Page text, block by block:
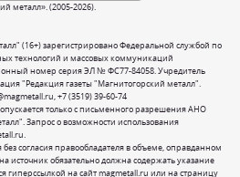
(16+) зарегистрировано Федеральной службой по
технологий и массовых коммуникаций
номер серия ЭЛ № ФС77-84058. Учредитель
"Редакция газеты "Магнитогорский металл".
,+7 (3519) 39-60-74
только с письменного разрешения АНО
Запрос о возможности использования
.
согласия правообладателя в объеме, оправданном
источник обязательно должна содержать указание
гиперссылкой на сайт magmetall.ru или на страницу
металл». (2005-2026).